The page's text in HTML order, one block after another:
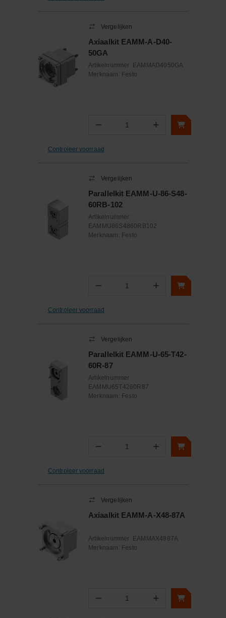
Vergelijken
Axiaalkit EAMM-A-D40-
50GA
Artikelnummer: EAMMAD4050GA
Merknaam: Festo
− Aantal +
Controleer voorraad
Vergelijken
Parallelkit EAMM-U-86-S48-
60RB-102
Artikelnummer:
EAMMU86S4860RB102
Merknaam: Festo
− Aantal +
Controleer voorraad
Vergelijken
Parallelkit EAMM-U-65-T42-
60R-87
Artikelnummer:
EAMMU65T4260R87
Merknaam: Festo
− Aantal +
Controleer voorraad
Vergelijken
Axiaalkit EAMM-A-X48-87A
Artikelnummer: EAMMAX4887A
Merknaam: Festo
− Aantal +